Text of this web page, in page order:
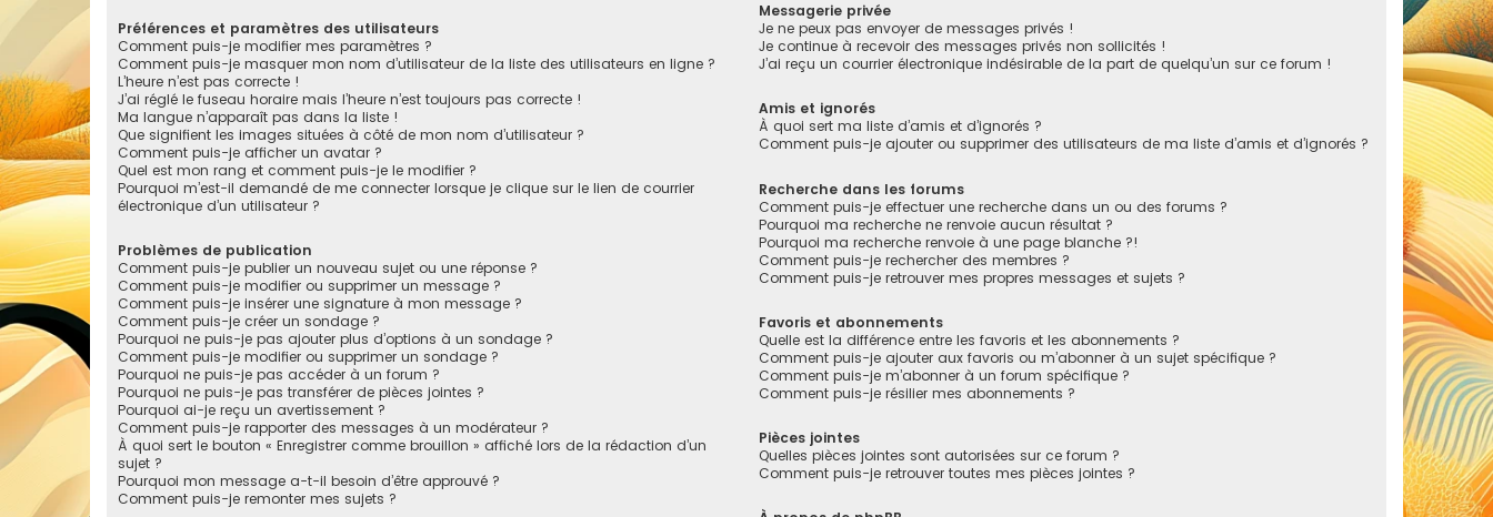
Préférences et paramètres des utilisateurs
Comment puis-je modifier mes paramètres ?
Comment puis-je masquer mon nom d’utilisateur de la liste des utilisateurs en ligne ?
L’heure n’est pas correcte !
J’ai réglé le fuseau horaire mais l’heure n’est toujours pas correcte !
Ma langue n’apparaît pas dans la liste !
Que signifient les images situées à côté de mon nom d’utilisateur ?
Comment puis-je afficher un avatar ?
Quel est mon rang et comment puis-je le modifier ?
Pourquoi m’est-il demandé de me connecter lorsque je clique sur le lien de courrier
électronique d’un utilisateur ?
Problèmes de publication
Comment puis-je publier un nouveau sujet ou une réponse ?
Comment puis-je modifier ou supprimer un message ?
Comment puis-je insérer une signature à mon message ?
Comment puis-je créer un sondage ?
Pourquoi ne puis-je pas ajouter plus d’options à un sondage ?
Comment puis-je modifier ou supprimer un sondage ?
Pourquoi ne puis-je pas accéder à un forum ?
Pourquoi ne puis-je pas transférer de pièces jointes ?
Pourquoi ai-je reçu un avertissement ?
Comment puis-je rapporter des messages à un modérateur ?
À quoi sert le bouton « Enregistrer comme brouillon » affiché lors de la rédaction d’un
sujet ?
Pourquoi mon message a-t-il besoin d’être approuvé ?
Comment puis-je remonter mes sujets ?
Messagerie privée
Je ne peux pas envoyer de messages privés !
Je continue à recevoir des messages privés non sollicités !
J’ai reçu un courrier électronique indésirable de la part de quelqu’un sur ce forum !
Amis et ignorés
À quoi sert ma liste d’amis et d’ignorés ?
Comment puis-je ajouter ou supprimer des utilisateurs de ma liste d’amis et d’ignorés ?
Recherche dans les forums
Comment puis-je effectuer une recherche dans un ou des forums ?
Pourquoi ma recherche ne renvoie aucun résultat ?
Pourquoi ma recherche renvoie à une page blanche ?!
Comment puis-je rechercher des membres ?
Comment puis-je retrouver mes propres messages et sujets ?
Favoris et abonnements
Quelle est la différence entre les favoris et les abonnements ?
Comment puis-je ajouter aux favoris ou m’abonner à un sujet spécifique ?
Comment puis-je m’abonner à un forum spécifique ?
Comment puis-je résilier mes abonnements ?
Pièces jointes
Quelles pièces jointes sont autorisées sur ce forum ?
Comment puis-je retrouver toutes mes pièces jointes ?